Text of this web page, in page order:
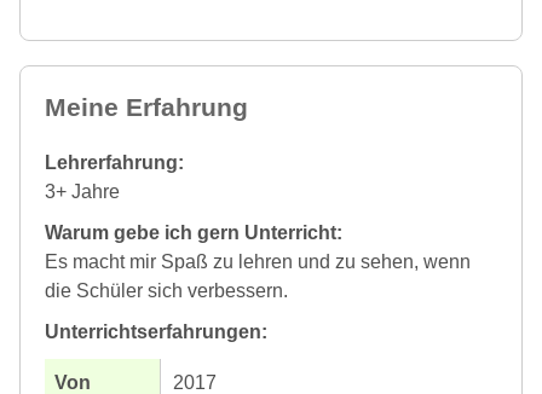
Meine Erfahrung
Lehrerfahrung:
3+ Jahre
Warum gebe ich gern Unterricht:
Es macht mir Spaß zu lehren und zu sehen, wenn
die Schüler sich verbessern.
Unterrichtserfahrungen:
2017